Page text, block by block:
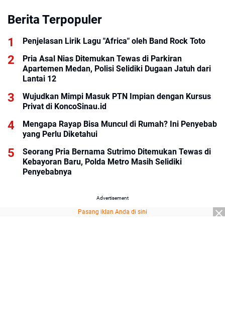
Berita Terpopuler
Penjelasan Lirik Lagu "Africa" oleh Band Rock Toto
Pria Asal Nias Ditemukan Tewas di Parkiran
Apartemen Medan, Polisi Selidiki Dugaan Jatuh dari
Lantai 12
Wujudkan Mimpi Masuk PTN Impian dengan Kursus
Privat di KoncoSinau.id
Mengapa Rayap Bisa Muncul di Rumah? Ini Penyebab
yang Perlu Diketahui
Seorang Pria Bernama Sutrimo Ditemukan Tewas di
Kebayoran Baru, Polda Metro Masih Selidiki
Penyebabnya
Advertisement
Pasang iklan Anda di sini